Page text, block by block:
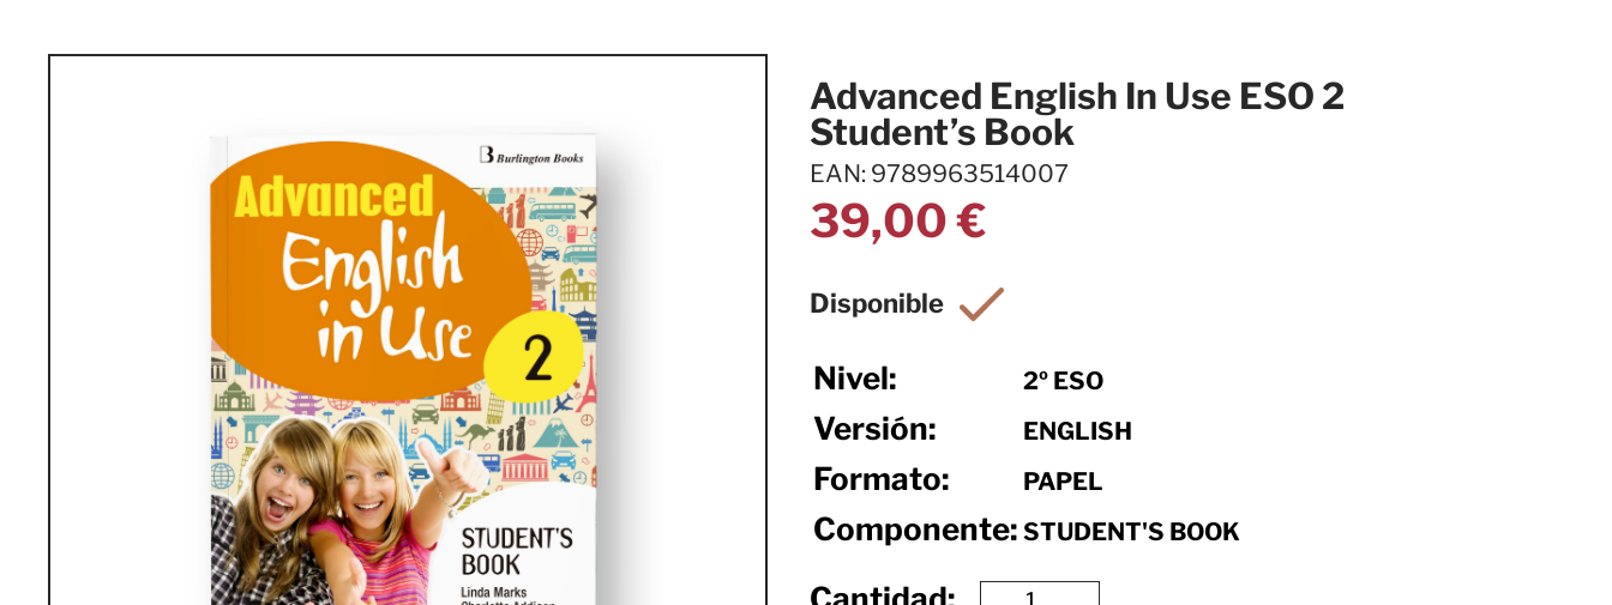
Advanced English In Use ESO 2
Student’s Book
EAN: 9789963514007
39,00€
Nivel: 2º ESO
Versión: ENGLISH
Formato: PAPEL
Componente: STUDENT'S BOOK